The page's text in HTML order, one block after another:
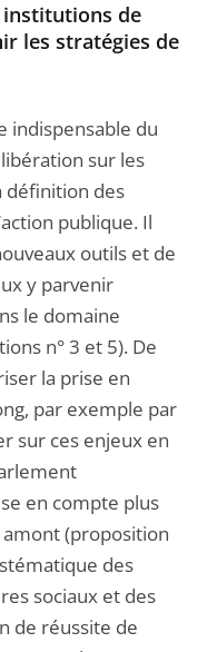
de
les stratégies de
indispensable du
sur les
définition des
publique. Il
outils et de
y parvenir
le domaine
n° 3 et 5). De
la prise en
par exemple par
sur ces enjeux en
en compte plus
(proposition
des
sociaux et des
de réussite de